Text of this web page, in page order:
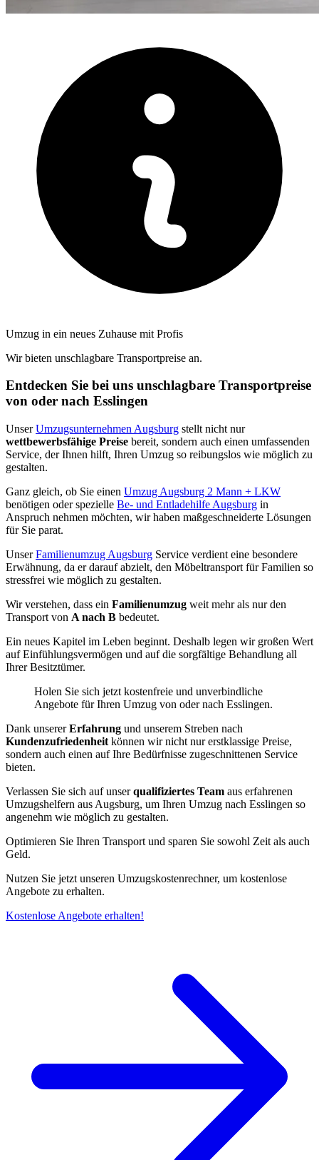
Umzug in ein neues Zuhause mit Profis
Wir bieten unschlagbare Transportpreise an.
Entdecken Sie bei uns unschlagbare Transportpreise
von oder nach Esslingen
UnserUmzugsunternehmen Augsburg stellt nicht nur
wettbewerbsfähige Preise bereit, sondern auch einen umfassenden
Service, der Ihnen hilft, Ihren Umzug so reibungslos wie möglich zu
gestalten.
Ganz gleich, ob Sie einen Umzug Augsburg 2 Mann + LKW
benötigen oder spezielle Be- und Entladehilfe Augsburg in
Anspruch nehmen möchten, wir haben maßgeschneiderte Lösungen
für Sie parat.
UnserFamilienumzug Augsburg Service verdient eine besondere
Erwähnung, da er darauf abzielt, den Möbeltransport für Familien so
stressfrei wie möglich zu gestalten.
Wir verstehen, dass ein Familienumzug weit mehr als nur den
Transport von A nach B bedeutet.
Ein neues Kapitel im Leben beginnt. Deshalb legen wir großen Wert
auf Einfühlungsvermögen und auf die sorgfältige Behandlung all
Ihrer Besitztümer.
Holen Sie sich jetzt kostenfreie und unverbindliche
Angebote für Ihren Umzug von oder nach Esslingen.
Dank unsererErfahrung und unserem Streben nach
Kundenzufriedenheit können wir nicht nur erstklassige Preise,
sondern auch einen auf Ihre Bedürfnisse zugeschnittenen Service
bieten.
Verlassen Sie sich auf unserqualifiziertes Team aus erfahrenen
Umzugshelfern aus Augsburg, um Ihren Umzug nach Esslingen so
angenehm wie möglich zu gestalten.
Optimieren Sie Ihren Transport und sparen Sie sowohl Zeit als auch
Geld.
Nutzen Sie jetzt unseren Umzugskostenrechner, um kostenlose
Angebote zu erhalten.
Kostenlose Angebote erhalten!